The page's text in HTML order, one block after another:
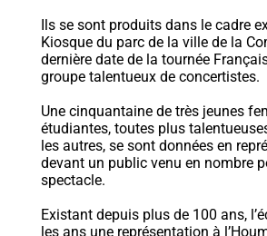
Ils se sont produits dans le cadre
Kiosque du parc de la ville de la
dernière date de la tournée
groupe talentueux de concertistes.
Une cinquantaine de très jeunes
étudiantes, toutes plus
les autres, se sont données en
devant un public venu en nombre
spectacle.
Existant depuis plus de 100 ans,
les ans une représentation à